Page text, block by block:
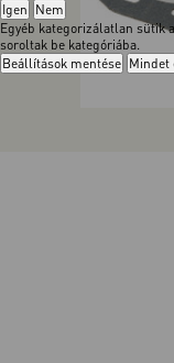
Igen Nem
Egyéb kategorizálatlan sütik
soroltak be kategóriába.
Beállítások mentése Mindet